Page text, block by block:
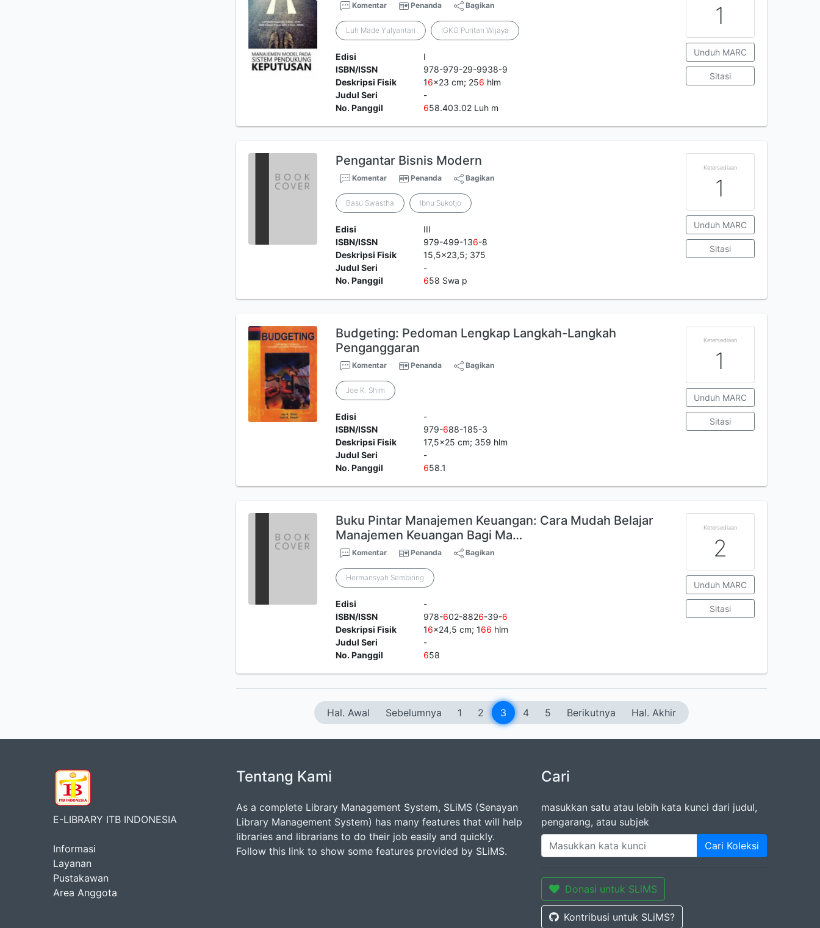
Komentar Penanda Bagikan
Luh Made Yulyantari IGKG Puritan Wijaya
Edisi
I
ISBN/ISSN
978-979-29-9938-9
Deskripsi Fisik
16x23 cm; 256 hlm
Judul Seri
-
No. Panggil
658.403.02 Luh m
1
Unduh MARC
Sitasi
Pengantar Bisnis Modern
Komentar Penanda Bagikan
Basu Swastha Ibnu Sukotjo
Edisi
III
ISBN/ISSN
979-499-136-8
Deskripsi Fisik
15,5x23,5; 375
Judul Seri
-
No. Panggil
658 Swa p
Ketersediaan
1
Unduh MARC
Sitasi
Budgeting: Pedoman Lengkap Langkah-Langkah
Penganggaran
Komentar Penanda Bagikan
Joe K. Shim
Edisi
-
ISBN/ISSN
979-688-185-3
Deskripsi Fisik
17,5x25 cm; 359 hlm
Judul Seri
-
No. Panggil
658.1
Ketersediaan
1
Unduh MARC
Sitasi
Buku Pintar Manajemen Keuangan: Cara Mudah Belajar
Manajemen Keuangan Bagi Ma…
Komentar Penanda Bagikan
Hermansyah Sembiring
Edisi
-
ISBN/ISSN
978-602-8826-39-6
Deskripsi Fisik
16x24,5 cm; 166 hlm
Judul Seri
-
No. Panggil
658
Ketersediaan
2
Unduh MARC
Sitasi
Hal. Awal Sebelumnya 1 2 3 4 5 Berikutnya Hal. Akhir
E-LIBRARY ITB INDONESIA
Informasi
Layanan
Pustakawan
Area Anggota
Tentang Kami
As a complete Library Management System, SLiMS (Senayan
Library Management System) has many features that will help
libraries and librarians to do their job easily and quickly.
Follow this link to show some features provided by SLiMS.
Cari
masukkan satu atau lebih kata kunci dari judul,
pengarang, atau subjek
Cari Koleksi
Donasi untuk SLiMS
Kontribusi untuk SLiMS?